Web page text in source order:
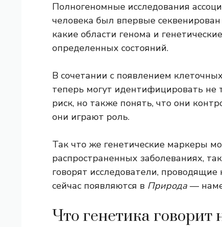
Полногеномные исследования
человека был впервые
какие области генома и
определенных состояний.
В сочетании с появлением
теперь могут идентифицировать не
риск, но также понять, что они
они играют роль.
Так что же генетические маркеры
распространенных заболеваниях,
говорят исследователи, проводящие
сейчас появляются в Природа —
Что генетика говорит